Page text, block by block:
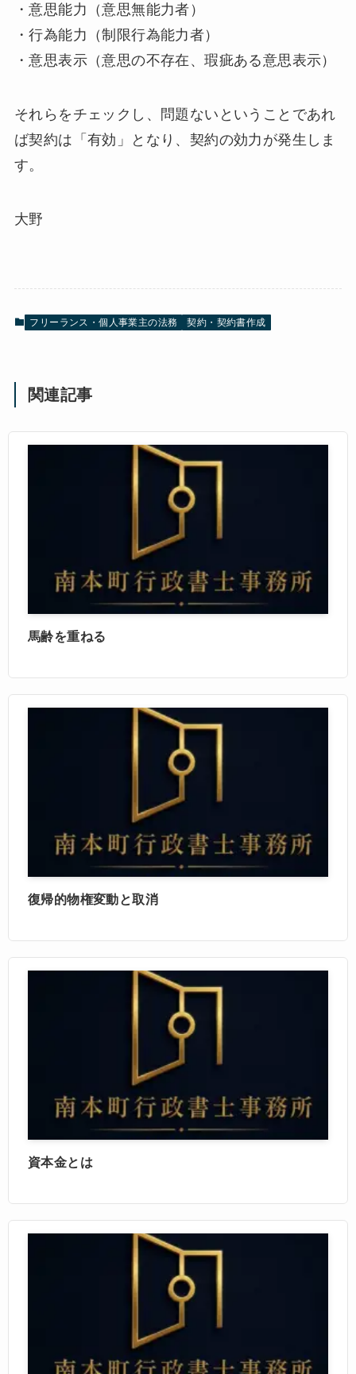
・意思能力（意思無能力者）
・行為能力（制限行為能力者）
・意思表示（意思の不存在、瑕疵ある意思表示）
それらをチェックし、問題ないということであれ
ば契約は「有効」となり、契約の効力が発生しま
す。
大野
フリーランス・個人事業主の法務 契約・契約書作成
関連記事
馬齢を重ねる
復帰的物権変動と取消
資本金とは